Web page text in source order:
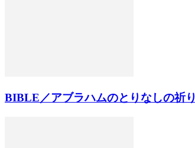
BIBLE／アブラハムのとりなしの祈り